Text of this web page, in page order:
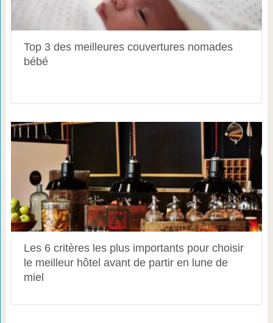
Top 3 des meilleures couvertures nomades
bébé
Les 6 critères les plus importants pour choisir
le meilleur hôtel avant de partir en lune de
miel